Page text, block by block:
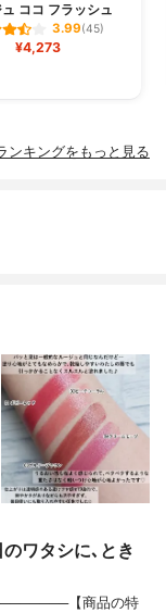
ココ フラッシュ
3.99(45)
¥4,273
ンキングをもっと見る
ワタシに､とき
【商品の特